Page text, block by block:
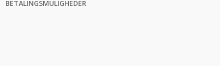
BETALINGSMULIGHEDER